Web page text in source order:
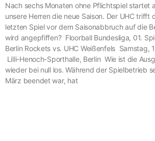
Nach sechs Monaten ohne Pflichtspiel startet
unsere Herren die neue Saison. Der UHC trifft
letzten Spiel vor dem Saisonabbruch auf die
wird angepfiffen? Floorball Bundesliga, 01.
Berlin Rockets vs. UHC Weißenfels Samstag,
Lilli-Henoch-Sporthalle, Berlin Wie ist die
wieder bei null los. Während der Spielbetrieb
März beendet war, hat